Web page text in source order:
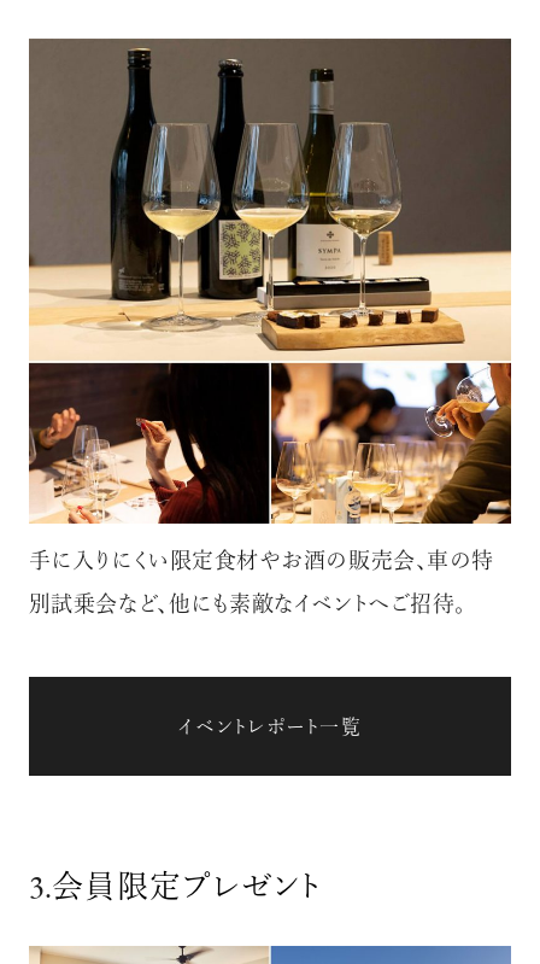
手に入りにくい限定食材やお酒の販売会、車の特
別試乗会など、他にも素敵なイベントへご招待。
イベントレポート一覧
3.会員限定プレゼント